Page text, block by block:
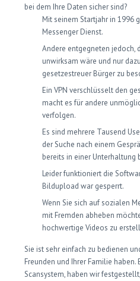
bei dem Ihre Daten sicher sind?
Mit seinem Startjahr in 1996
Messenger Dienst.
Andere entgegneten jedoch,
unwirksam wäre und nur
gesetzestreuer Bürger zu
Ein VPN verschlüsselt den
macht es für andere
verfolgen.
Es sind mehrere Tausend
der Suche nach einem
bereits in einer Unterhaltung
Leider funktioniert die
Bildupload war gesperrt.
Wenn Sie sich auf sozialen
mit Fremden abheben
hochwertige Videos zu
Sie ist sehr einfach zu bedienen
Freunden und Ihrer Familie haben.
Scansystem, haben wir